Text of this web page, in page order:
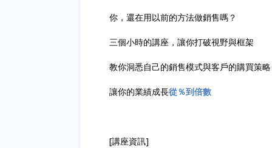
你，還在用以前的方法做銷售嗎？
三個小時的講座，讓你打破視野與框架
教你洞悉自己的銷售模式與客戶的購買策略
讓你的業績成長從％到倍數
[講座資訊]